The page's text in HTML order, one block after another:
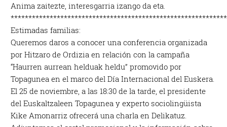
Anima zaitezte, interesgarria izango da eta.
Estimadas familias:
Queremos daros a conocer una conferencia organizada
por Hitzaro de Ordizia en relación con la campaña
“Haurren aurrean helduak heldu” promovido por
Topagunea en el marco del Día Internacional del Euskera.
El 25 de noviembre, a las 18:30 de la tarde, el presidente
del Euskaltzaleen Topagunea y experto sociolingüista
Kike Amonarriz ofrecerá una charla en Delikatuz.